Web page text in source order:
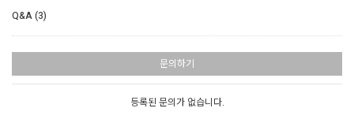
Q&A (3)
문의하기
등록된 문의가 없습니다.